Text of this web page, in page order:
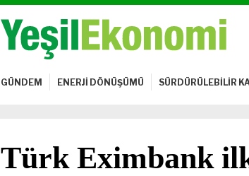
GÜNDEM ENERJİ DÖNÜŞÜMÜ SÜRDÜRÜLEBİLİR
Türk Eximbank